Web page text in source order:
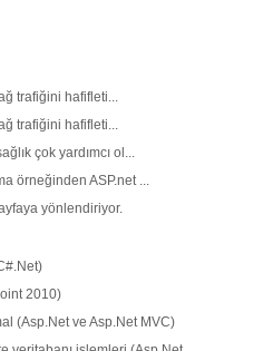
trafiğini hafifleti...
trafiğini hafifleti...
çok yardımcı ol...
örneğinden ASP.net ...
yönlendiriyor.
2010)
(Asp.Net ve Asp.Net MVC)